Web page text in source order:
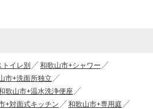
イレ別
和歌山市+シャワー
市+洗面所独立
歌山市+温水洗浄便座
+対面式キッチン
和歌山市+専用庭